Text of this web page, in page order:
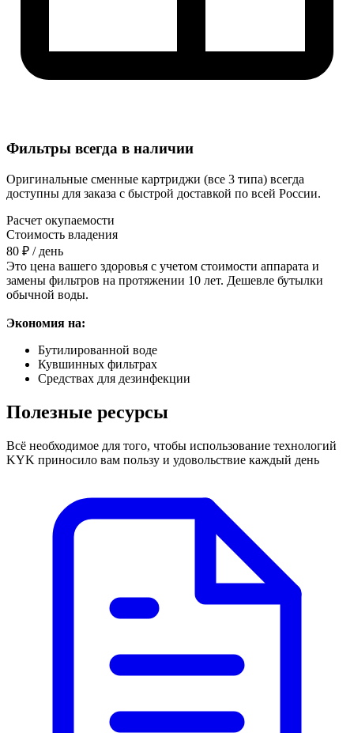
Фильтры всегда в наличии
Оригинальные сменные картриджи (все 3 типа) всегда
доступны для заказа с быстрой доставкой по всей России.
Расчет окупаемости
Стоимость владения
80 ₽ / день
Это цена вашего здоровья с учетом стоимости аппарата и
замены фильтров на протяжении 10 лет. Дешевле бутылки
обычной воды.
Экономия на:
Бутилированной воде
Кувшинных фильтрах
Средствах для дезинфекции
Полезные ресурсы
Всё необходимое для того, чтобы использование технологий
KYK приносило вам пользу и удовольствие каждый день